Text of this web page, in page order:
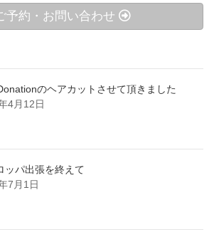
予約・お問い合わせ
のヘアカットさせて頂きました
4月12日
ッパ出張を終えて
7月1日